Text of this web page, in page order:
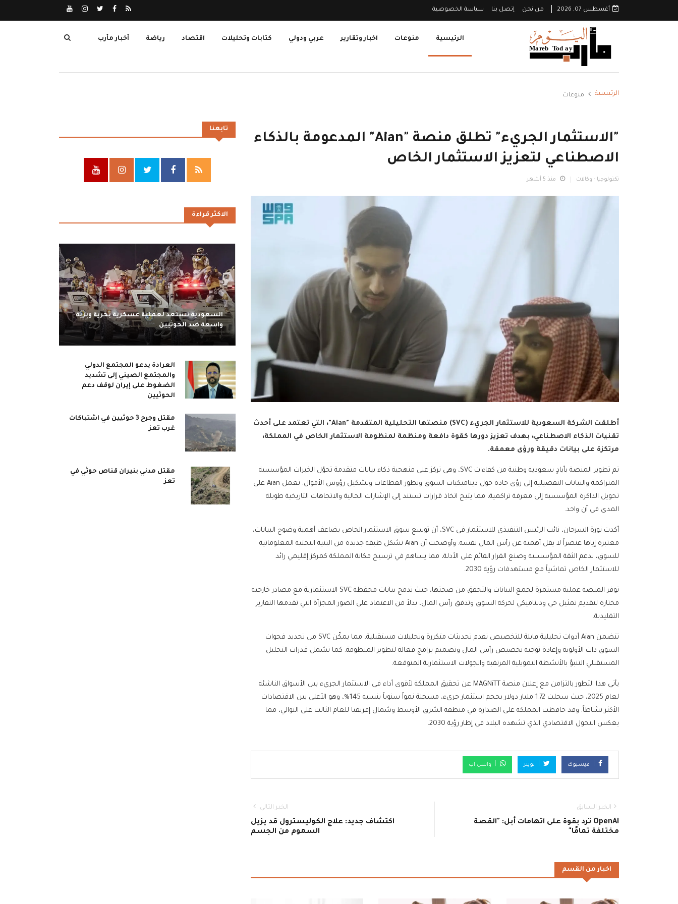
أغسطس 07, 2026 من نحن إتصل بنا سياسة الخصوصية
الرئيسية منوعات اخبار وتقارير عربي ودولي كتابات وتحليلات اقتصاد رياضة أخبار مأرب
الرئيسية منوعات
"الاستثمار الجريء" تطلق منصة "Aian" المدعومة بالذكاء
الاصطناعي لتعزيز الاستثمار الخاص
تكنولوجيا - وكالات منذ 5 أشهر
أطلقت الشركة السعودية للاستثمار الجريء (SVC) منصتها التحليلية المتقدمة "Aian"، التي تعتمد على أحدث
تقنيات الذكاء الاصطناعي، بهدف تعزيز دورها كقوة دافعة ومنظمة لمنظومة الاستثمار الخاص في المملكة،
مرتكزة على بيانات دقيقة ورؤى معمقة.
تم تطوير المنصة بأيادٍ سعودية وطنية من كفاءات SVC، وهي تركز على منهجية ذكاء بيانات متقدمة تحوّل الخبرات المؤسسية
المتراكمة والبيانات التفصيلية إلى رؤى حادة حول ديناميكيات السوق وتطور القطاعات وتشكيل رؤوس الأموال. تعمل Aian على
تحويل الذاكرة المؤسسية إلى معرفة تراكمية، مما يتيح اتخاذ قرارات تستند إلى الإشارات الحالية والاتجاهات التاريخية طويلة
المدى في آن واحد.
أكدت نورة السرحان، نائب الرئيس التنفيذي للاستثمار في SVC، أن توسع سوق الاستثمار الخاص يضاعف أهمية وضوح البيانات،
معتبرة إياها عنصراً لا يقل أهمية عن رأس المال نفسه. وأوضحت أن Aian تشكل طبقة جديدة من البنية التحتية المعلوماتية
للسوق، تدعم الثقة المؤسسية وصنع القرار القائم على الأدلة، مما يساهم في ترسيخ مكانة المملكة كمركز إقليمي رائد
للاستثمار الخاص تماشياً مع مستهدفات رؤية 2030.
توفر المنصة عملية مستمرة لجمع البيانات والتحقق من صحتها، حيث تدمج بيانات محفظة SVC الاستثمارية مع مصادر خارجية
مختارة لتقديم تمثيل حي وديناميكي لحركة السوق وتدفق رأس المال، بدلاً من الاعتماد على الصور المجزأة التي تقدمها التقارير
التقليدية.
تتضمن Aian أدوات تحليلية قابلة للتخصيص تقدم تحديثات متكررة وتحليلات مستقبلية، مما يمكّن SVC من تحديد فجوات
السوق ذات الأولوية وإعادة توجيه تخصيص رأس المال وتصميم برامج فعالة لتطوير المنظومة. كما تشمل قدرات التحليل
المستقبلي التنبؤ بالأنشطة التمويلية المرتقبة والجولات الاستثمارية المتوقعة.
يأتي هذا التطور بالتزامن مع إعلان منصة MAGNiTT عن تحقيق المملكة لأقوى أداء في الاستثمار الجريء بين الأسواق الناشئة
لعام 2025، حيث سجلت 1.72 مليار دولار بحجم استثمار جريء، مسجلة نمواً سنوياً بنسبة 145%، وهو الأعلى بين الاقتصادات
الأكثر نشاطاً. وقد حافظت المملكة على الصدارة في منطقة الشرق الأوسط وشمال إفريقيا للعام الثالث على التوالي، مما
يعكس التحول الاقتصادي الذي تشهده البلاد في إطار رؤية 2030.
فيسبوك تويتر واتس اب
الخبر السابق
OpenAI ترد بقوة على اتهامات أبل: "القصة
مختلفة تمامًا"
الخبر التالي
اكتشاف جديد: علاج الكوليسترول قد يزيل
السموم من الجسم
اخبار من القسم
تابعنا
الاكثر قراءة
السعودية تستعد لعملية عسكرية بحرية وبرية
واسعة ضد الحوثيين
العرادة يدعو المجتمع الدولي
والمجتمع الصيني إلى تشديد
الضغوط على إيران لوقف دعم
الحوثيين
مقتل وجرح 3 حوثيين في اشتباكات
غرب تعز
مقتل مدني بنيران قناص حوثي في
تعز